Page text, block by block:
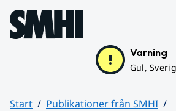
Hoppa till sidans innehåll
Varning
Gul,
Start
Publikationer från SMHI